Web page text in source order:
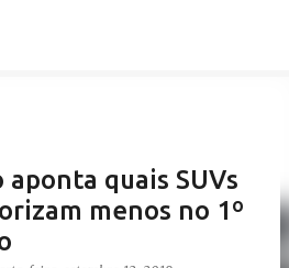
quais SUVs
menos no 1º